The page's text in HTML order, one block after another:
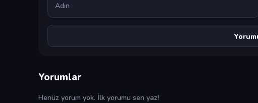
Yorumlar
Henüz yorum yok. İlk yorumu sen yaz!